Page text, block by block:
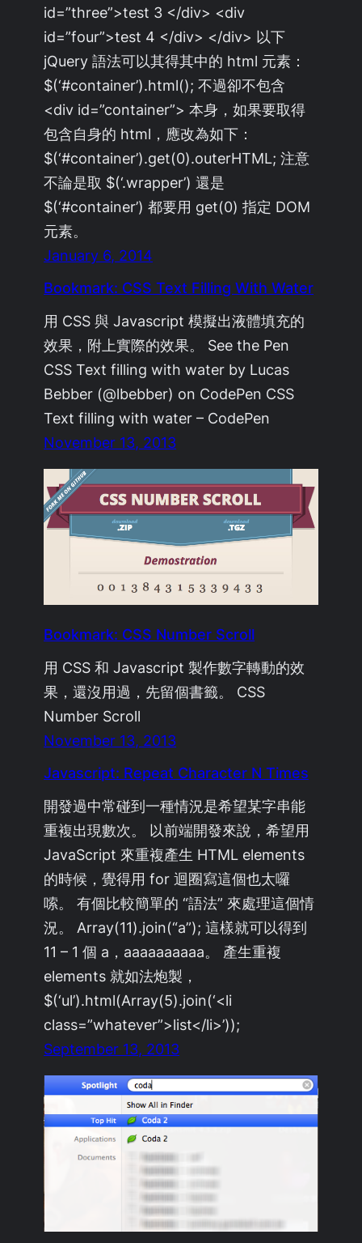
id=”three”>test 3 </div> <div
id=”four”>test 4 </div> </div> 以下
jQuery 語法可以其得其中的 html 元素：
$(‘#container’).html(); 不過卻不包含
<div id=”container”> 本身，如果要取得
包含自身的 html，應改為如下：
$(‘#container’).get(0).outerHTML; 注意
不論是取 $(‘.wrapper’) 還是
$(‘#container’) 都要用 get(0) 指定 DOM
元素。
January 6, 2014
Bookmark: CSS Text Filling With Water
用 CSS 與 Javascript 模擬出液體填充的
效果，附上實際的效果。 See the Pen
CSS Text filling with water by Lucas
Bebber (@lbebber) on CodePen CSS
Text filling with water – CodePen
November 13, 2013
Bookmark: CSS Number Scroll
用 CSS 和 Javascript 製作數字轉動的效
果，還沒用過，先留個書籤。 CSS
Number Scroll
November 13, 2013
Javascript: Repeat Character N Times
開發過中常碰到一種情況是希望某字串能
重複出現數次。 以前端開發來說，希望用
JavaScript 來重複產生 HTML elements
的時候，覺得用 for 迴圈寫這個也太囉
嗦。 有個比較簡單的 “語法” 來處理這個情
況。 Array(11).join(“a”); 這樣就可以得到
11 – 1 個 a，aaaaaaaaaa。 產生重複
elements 就如法炮製，
$(‘ul’).html(Array(5).join(‘<li
class=”whatever”>list</li>’));
September 13, 2013